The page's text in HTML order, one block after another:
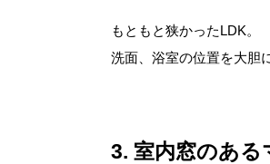
もともと狭かったLDK。
洗面、浴室の位置を大胆
3 室内窓のある